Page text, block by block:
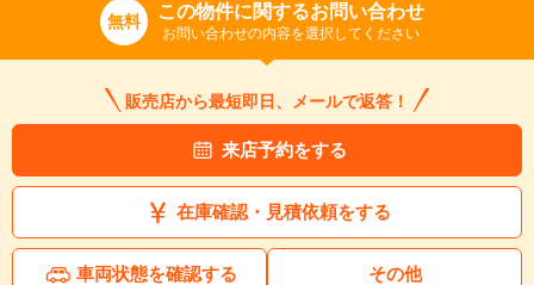
無料 この物件に関するお問い合わせ
お問い合わせの内容を選択してください
販売店から最短即日、メールで返答！
来店予約をする
在庫確認・見積依頼をする
車両状態を確認する その他
※次回問い合わせをする際に自動入力されます
※保存された情報は90日で破棄されます
いいえ はい